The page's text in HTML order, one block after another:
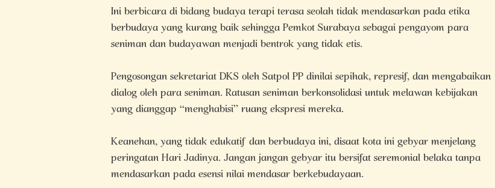
Ini berbicara di bidang budaya terapi terasa seolah tidak mendasarkan pada etika
berbudaya yang kurang baik sehingga Pemkot Surabaya sebagai pengayom para
seniman dan budayawan menjadi bentrok yang tidak etis.
Pengosongan sekretariat DKS oleh Satpol PP dinilai sepihak, represif, dan mengabaikan
dialog oleh para seniman. Ratusan seniman berkonsolidasi untuk melawan kebijakan
yang dianggap “menghabisi” ruang ekspresi mereka.
Keanehan, yang tidak edukatif dan berbudaya ini, disaat kota ini gebyar menjelang
peringatan Hari Jadinya. Jangan jangan gebyar itu bersifat seremonial belaka tanpa
mendasarkan pada esensi nilai mendasar berkebudayaan.